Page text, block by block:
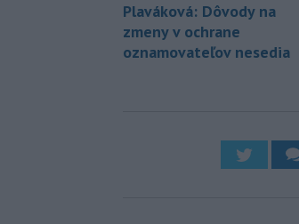
Plaváková: Dôvody na
zmeny v ochrane
oznamovateľov nesedia